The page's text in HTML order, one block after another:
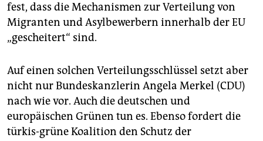
fest, dass die Mechanismen zur Verteilung von
Migranten und Asylbewerbern innerhalb der EU
„gescheitert“ sind.
Auf einen solchen Verteilungsschlüssel setzt aber
nicht nur Bundeskanzlerin Angela Merkel (CDU)
nach wie vor. Auch die deutschen und
europäischen Grünen tun es. Ebenso fordert die
türkis-grüne Koalition den Schutz der